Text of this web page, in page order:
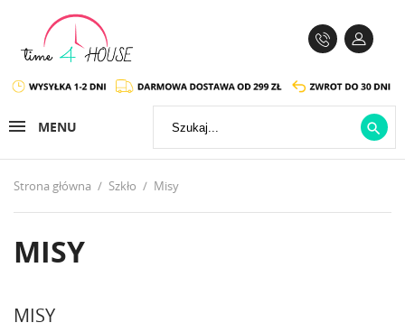
MENU 
Strona główna Szkło Misy
MISY
MISY